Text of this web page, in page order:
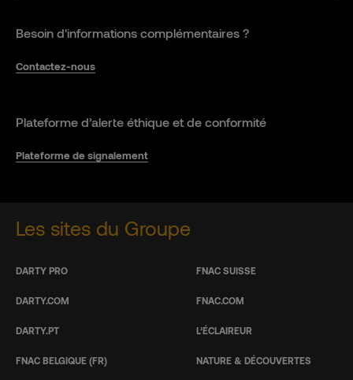
Besoin d'informations complémentaires ?
Contactez-nous
Plateforme d’alerte éthique et de conformité
Plateforme de signalement
Les sites du Groupe
DARTY PRO
DARTY.COM
DARTY.PT
FNAC BELGIQUE (FR)
FNAC SUISSE
FNAC.COM
L’ÉCLAIREUR
NATURE & DÉCOUVERTES